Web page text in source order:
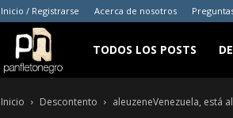
Inicio / Registrarse Acerca de nosotros
panfletonegro
TODOS LOS POSTS
Inicio Descontento aleuzeneVenezuela, está